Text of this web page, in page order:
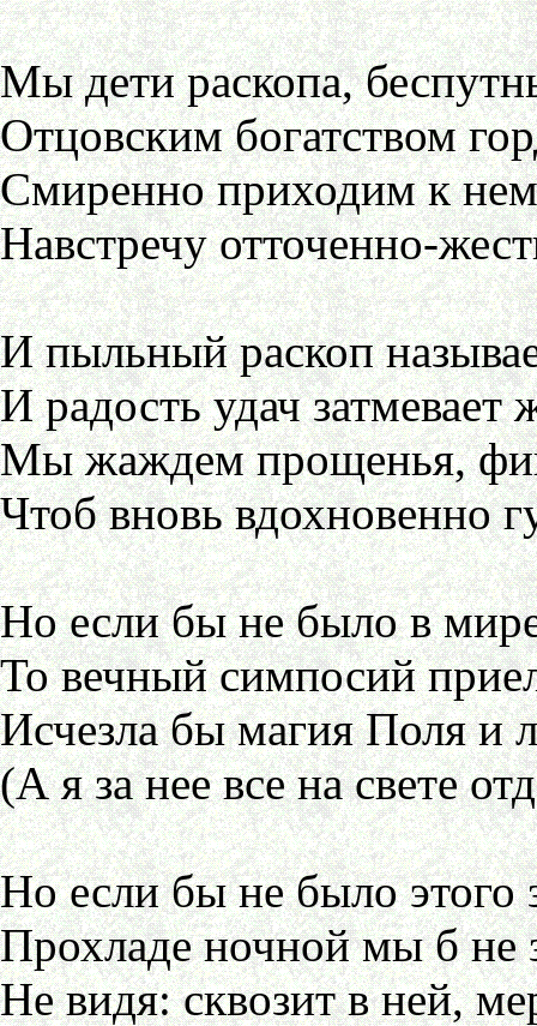
Мы дети раскопа,
Отцовским богатством
Смиренно приходим к
Навстречу отточенно-
И пыльный раскоп
И радость удач затмевает
Мы жаждем прощенья,
Чтоб вновь вдохновенно
Но если бы не было в мире
То вечный симпосий
Исчезла бы магия Поля и
(А я за нее все на свете
Но если бы не было этого
Прохладе ночной мы б не
Не видя: сквозит в ней,